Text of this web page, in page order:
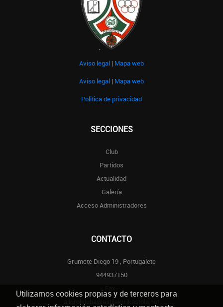
Aviso legal | Mapa web
Aviso legal | Mapa web
Politica de privacidad
SECCIONES
Club
Partidos
Actualidad
Galería
Acceso Administradores
CONTACTO
Grumete Diego 19 , Portugalete
944937150
Utilizamos cookies propias y de terceros para